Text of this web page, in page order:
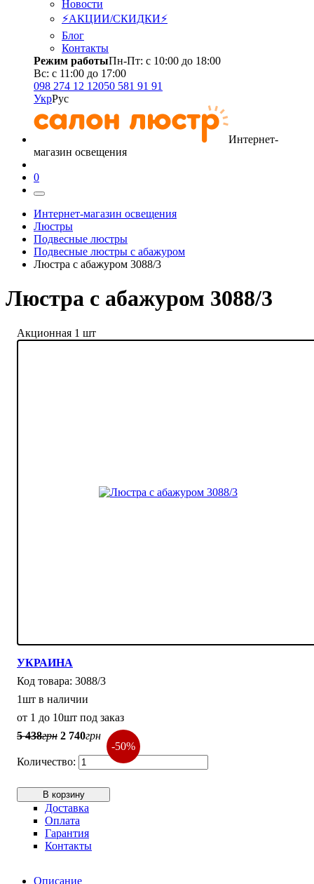
Новости
⚡АКЦИИ/СКИДКИ⚡
Блог
Контакты
Режим работыПн-Пт: с 10:00 до 18:00
Вс: с 11:00 до 17:00
098 274 12 12050 581 91 91
УкрРус
Интернет-
магазин освещения
0
Интернет-магазин освещения
Люстры
Подвесные люстры
Подвесные люстры с абажуром
Люстра с абажуром 3088/3
Люстра с абажуром 3088/3
Акционная 1 шт
УКРАИНА
3088/3
1шт в наличии
от 1 до 10шт под заказ
-50%
5 438грн 2 740грн
В корзину
Доставка
Оплата
Гарантия
Контакты
Описание